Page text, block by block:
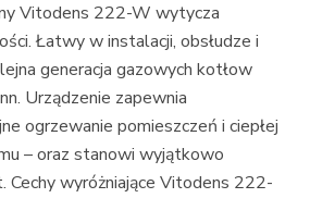
Vitodens 222-W wytycza
Łatwy w instalacji, obsłudze i
generacja gazowych kotłow
Urządzenie zapewnia
ogrzewanie pomieszczeń i ciepłej
– oraz stanowi wyjątkowo
Cechy wyróżniające Vitodens 222-